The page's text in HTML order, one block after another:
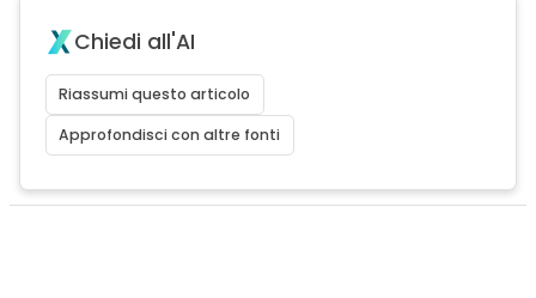
Chiedi all'AI
Riassumi questo articolo
Approfondisci con altre fonti